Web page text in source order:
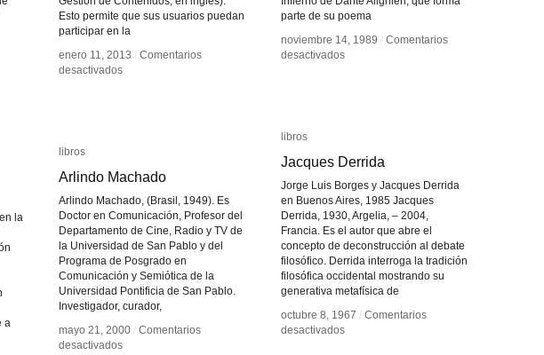
Esto permite que sus usuarios puedan
participar en la
enero 11, 2013 / Comentarios
desactivadosen
enero 11, 2013 / Comentarios
desactivadosen
parte de su poema
noviembre 14, 1989 / Comentarios
desactivadosen
noviembre 14, 1989 / Comentarios
desactivadosen
libros
Jacques Derrida
Jorge Luis Borges y Jacques Derrida
en Buenos Aires, 1985 Jacques
Derrida, 1930, Argelia, – 2004,
Francia. Es el autor que abre el
concepto de deconstrucción al debate
filosófico. Derrida interroga la tradición
filosófica occidental mostrando su
generativa metafísica de
octubre 8, 1967 / Comentarios
desactivadosen
libros
Jacques Derrida
octubre 8, 1967 / Comentarios
desactivadosen
la
a
libros
Arlindo Machado
Arlindo Machado, (Brasil, 1949). Es
Doctor en Comunicación, Profesor del
Departamento de Cine, Radio y TV de
la Universidad de San Pablo y del
Programa de Posgrado en
Comunicación y Semiótica de la
Universidad Pontificia de San Pablo.
Investigador, curador,
mayo 21, 2000 / Comentarios
desactivadosen
libros
Arlindo Machado
mayo 21, 2000 / Comentarios
desactivadosen